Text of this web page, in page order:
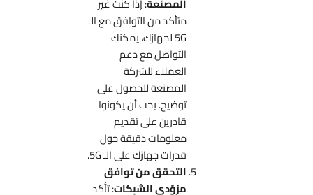
المصنعة: إذا كنت غير
متأكد من التوافق مع الـ
5G لجهازك، يمكنك
التواصل مع دعم
العملاء للشركة
المصنعة للحصول على
توضيح. يجب أن يكونوا
قادرين على تقديم
معلومات دقيقة حول
قدرات جهازك على الـ 5G.
التحقق من توافق
مزوّدي الشبكات: تأكد